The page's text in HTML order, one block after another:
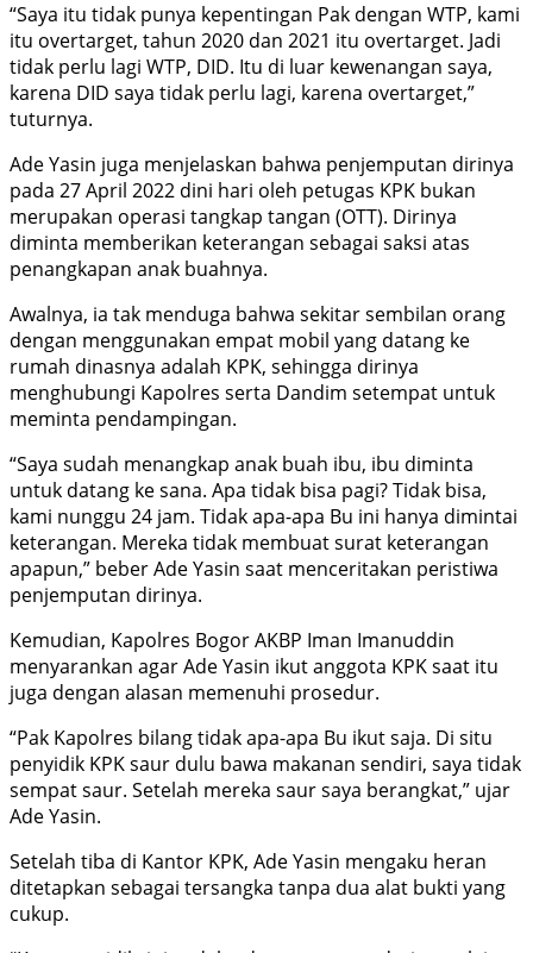
“Saya itu tidak punya kepentingan Pak dengan WTP, kami
itu overtarget, tahun 2020 dan 2021 itu overtarget. Jadi
tidak perlu lagi WTP, DID. Itu di luar kewenangan saya,
karena DID saya tidak perlu lagi, karena overtarget,”
tuturnya.
Ade Yasin juga menjelaskan bahwa penjemputan dirinya
pada 27 April 2022 dini hari oleh petugas KPK bukan
merupakan operasi tangkap tangan (OTT). Dirinya
diminta memberikan keterangan sebagai saksi atas
penangkapan anak buahnya.
Awalnya, ia tak menduga bahwa sekitar sembilan orang
dengan menggunakan empat mobil yang datang ke
rumah dinasnya adalah KPK, sehingga dirinya
menghubungi Kapolres serta Dandim setempat untuk
meminta pendampingan.
“Saya sudah menangkap anak buah ibu, ibu diminta
untuk datang ke sana. Apa tidak bisa pagi? Tidak bisa,
kami nunggu 24 jam. Tidak apa-apa Bu ini hanya dimintai
keterangan. Mereka tidak membuat surat keterangan
apapun,” beber Ade Yasin saat menceritakan peristiwa
penjemputan dirinya.
Kemudian, Kapolres Bogor AKBP Iman Imanuddin
menyarankan agar Ade Yasin ikut anggota KPK saat itu
juga dengan alasan memenuhi prosedur.
“Pak Kapolres bilang tidak apa-apa Bu ikut saja. Di situ
penyidik KPK saur dulu bawa makanan sendiri, saya tidak
sempat saur. Setelah mereka saur saya berangkat,” ujar
Ade Yasin.
Setelah tiba di Kantor KPK, Ade Yasin mengaku heran
ditetapkan sebagai tersangka tanpa dua alat bukti yang
cukup.